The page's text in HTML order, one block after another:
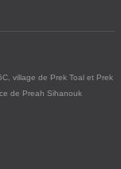
village de Prek Toal et Prek
de Preah Sihanouk